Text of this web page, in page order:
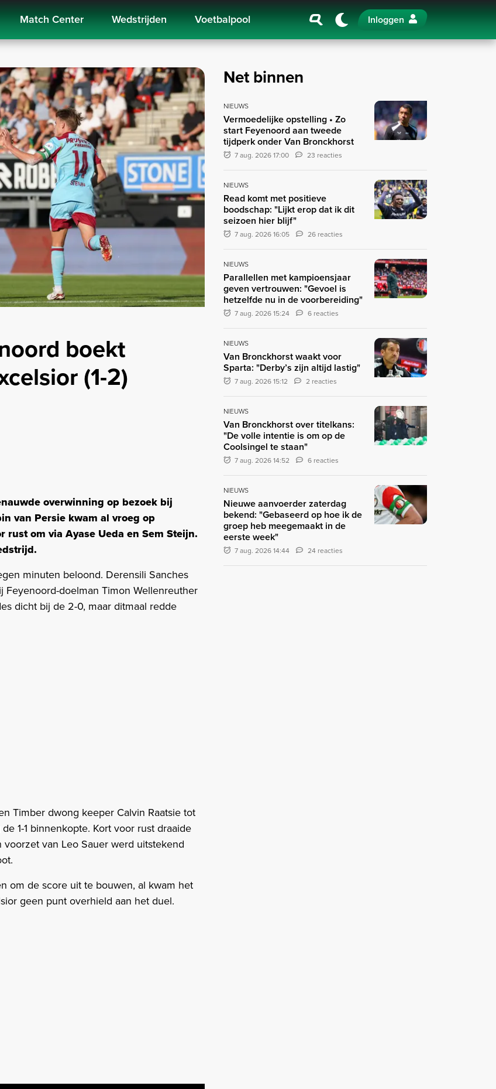
Match Center Wedstrijden Voetbalpool Inloggen
boekt
(1-2)
overwinning op bezoek bij
van Persie kwam al vroeg op
om via Ayase Ueda en Sem Steijn.
minuten beloond. Derensili Sanches
Feyenoord-doelman Timon Wellenreuther
dicht bij de 2-0, maar ditmaal redde
Timber dwong keeper Calvin Raatsie tot
1-1 binnenkopte. Kort voor rust draaide
van Leo Sauer werd uitstekend
om de score uit te bouwen, al kwam het
geen punt overhield aan het duel.
Net binnen
NIEUWS
Vermoedelijke opstelling • Zo
start Feyenoord aan tweede
tijdperk onder Van Bronckhorst
7 aug. 2026 17:00 23 reacties
NIEUWS
Read komt met positieve
boodschap: "Lijkt erop dat ik dit
seizoen hier blijf"
7 aug. 2026 16:05 26 reacties
NIEUWS
Parallellen met kampioensjaar
geven vertrouwen: "Gevoel is
hetzelfde nu in de voorbereiding"
7 aug. 2026 15:24 6 reacties
NIEUWS
Van Bronckhorst waakt voor
Sparta: "Derby’s zijn altijd lastig"
7 aug. 2026 15:12 2 reacties
NIEUWS
Van Bronckhorst over titelkans:
"De volle intentie is om op de
Coolsingel te staan"
7 aug. 2026 14:52 6 reacties
NIEUWS
Nieuwe aanvoerder zaterdag
bekend: "Gebaseerd op hoe ik de
groep heb meegemaakt in de
eerste week"
7 aug. 2026 14:44 24 reacties